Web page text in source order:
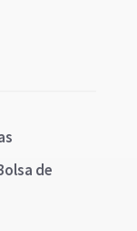
de